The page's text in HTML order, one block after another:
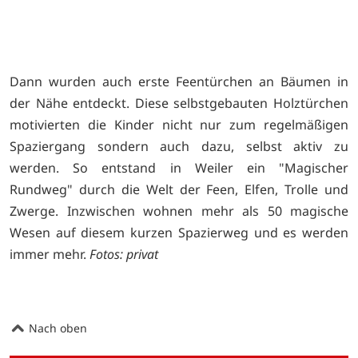
Dann wurden auch erste Feentürchen an Bäumen in
der Nähe entdeckt. Diese selbstgebauten Holztürchen
motivierten die Kinder nicht nur zum regelmäßigen
Spaziergang sondern auch dazu, selbst aktiv zu
werden. So entstand in Weiler ein "Magischer
Rundweg" durch die Welt der Feen, Elfen, Trolle und
Zwerge. Inzwischen wohnen mehr als 50 magische
Wesen auf diesem kurzen Spazierweg und es werden
immer mehr. Fotos: privat
Nach oben